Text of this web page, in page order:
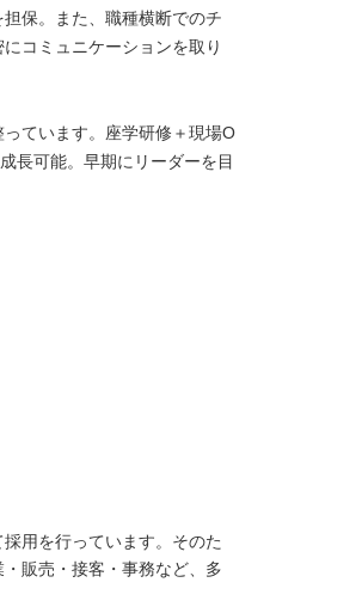
保。また、職種横断でのチ
コミュニケーションを取り
ています。座学研修＋現場O
長可能。早期にリーダーを目
用を行っています。そのた
販売・接客・事務など、多